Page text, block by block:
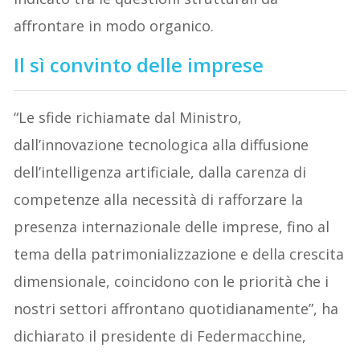
affrontare in modo organico.
Il sì convinto delle imprese
“Le sfide richiamate dal Ministro,
dall’innovazione tecnologica alla diffusione
dell’intelligenza artificiale, dalla carenza di
competenze alla necessità di rafforzare la
presenza internazionale delle imprese, fino al
tema della patrimonializzazione e della crescita
dimensionale, coincidono con le priorità che i
nostri settori affrontano quotidianamente”, ha
dichiarato il presidente di Federmacchine,